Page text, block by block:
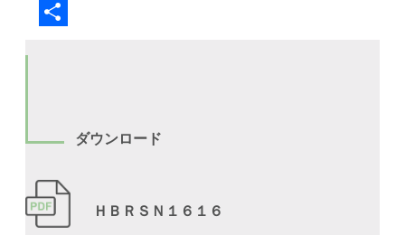
Blogger
ダウンロード
ＨＢＲＳＮ１６１６